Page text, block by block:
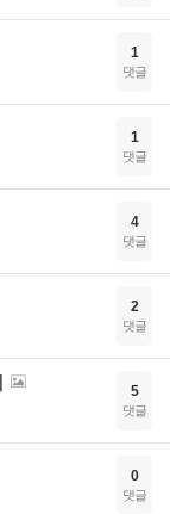
1
댓글
1
댓글
4
댓글
2
댓글
5
댓글
0
댓글